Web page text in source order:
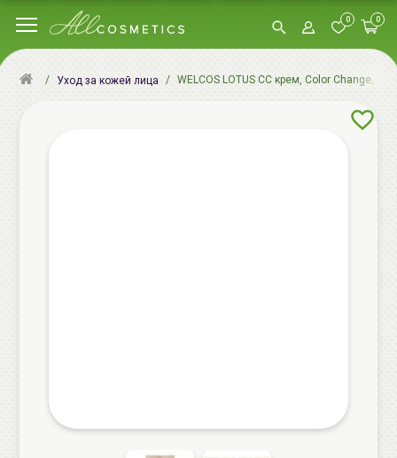
0 0
Уход за кожей лица WELCOS LOTUS СС крем, Color Change,